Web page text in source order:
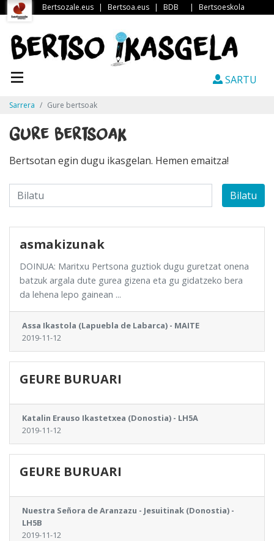
Bertsozale.eus | Bertsoa.eus | BDB | Bertsoeskola
SARTU
Sarrera Gure bertsoak
Gure bertsoak
Bertsotan egin dugu ikasgelan. Hemen emaitza!
Bilatu
asmakizunak
DOINUA: Maritxu Pertsona guztiok dugu guretzat onena
batzuk argala dute gurea gizena eta gu gidatzeko bera
da lehena lepo gainean ...
Assa Ikastola (Lapuebla de Labarca) - MAITE
2019-11-12
GEURE BURUARI
Katalin Erauso Ikastetxea (Donostia) - LH5A
2019-11-12
GEURE BURUARI
Nuestra Señora de Aranzazu - Jesuitinak (Donostia) -
LH5B
2019-11-12